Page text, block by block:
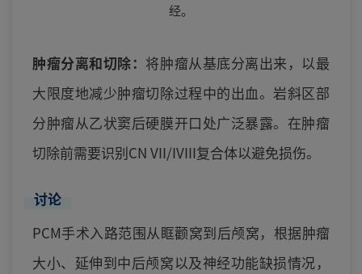
经。
肿瘤分离和切除： 将肿瘤从基底分离出来，以最
大限度地减少肿瘤切除过程中的出血。岩斜区部
分肿瘤从乙状窦后硬膜开口处广泛暴露。在肿瘤
切除前需要识别CN VII/IVIII复合体以避免损伤。
讨论
PCM手术入路范围从眶颧窝到后颅窝，根据肿瘤
大小、延伸到中后颅窝以及神经功能缺损情况，